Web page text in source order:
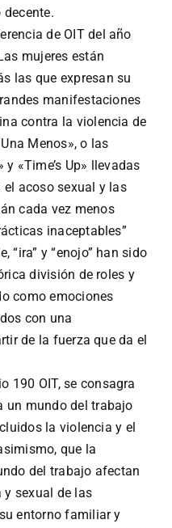
de OIT del año
mujeres están
las que expresan su
manifestaciones
contra la violencia de
Menos», o las
«Time’s Up» llevadas
acoso sexual y las
cada vez menos
inaceptables”
“ira” y “enojo” han sido
división de roles y
como emociones
con una
de la fuerza que da el
190 OIT, se consagra
un mundo del trabajo
la violencia y el
que la
del trabajo afectan
sexual de las
entorno familiar y